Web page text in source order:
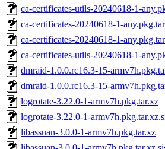
ca-certificates-utils-20240618-1-
ca-certificates-20240618-1-
ca-certificates-20240618-1-
ca-certificates-utils-20240618-1-
dmraid-1.0.0.rc16.3-15-
dmraid-1.0.0.rc16.3-15-
logrotate-3.22.0-1-armv7h.pkg.tar.xz
logrotate-3.22.0-1-
libassuan-3.0.0-1-armv7h.pkg.tar.xz